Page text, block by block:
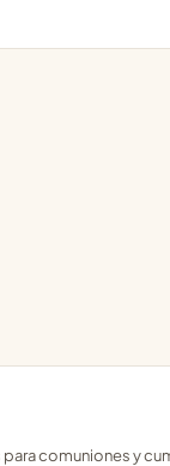
comuniones y